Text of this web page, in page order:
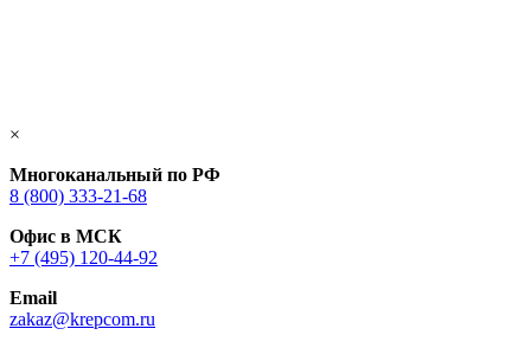
×
Многоканальный по РФ
8 (800) 333‑21-68
Офис в МСК
+7 (495) 120-44-92
Email
zakaz@krepcom.ru